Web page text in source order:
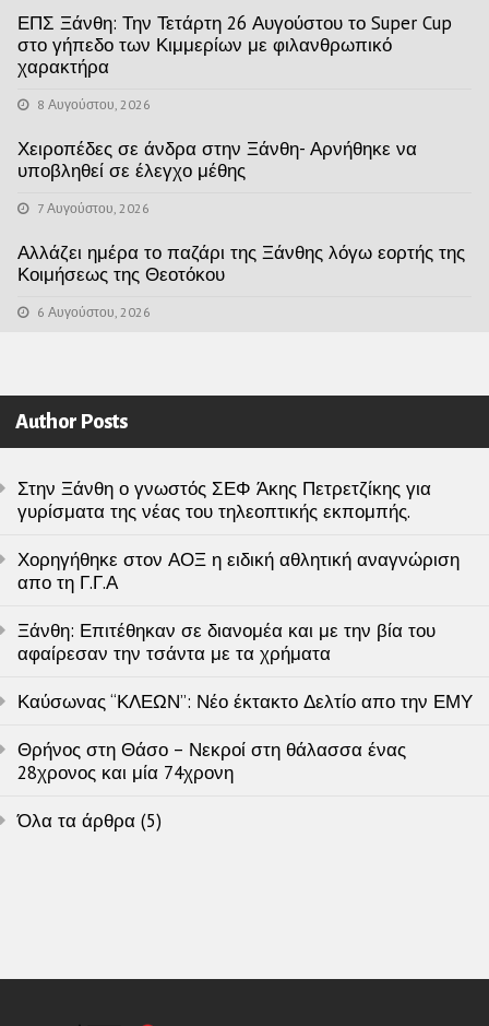
ΕΠΣ Ξάνθη: Την Τετάρτη 26 Αυγούστου το Super Cup
στο γήπεδο των Κιμμερίων με φιλανθρωπικό
χαρακτήρα
8 Αυγούστου, 2026
Χειροπέδες σε άνδρα στην Ξάνθη- Αρνήθηκε να
υποβληθεί σε έλεγχο μέθης
7 Αυγούστου, 2026
Αλλάζει ημέρα το παζάρι της Ξάνθης λόγω εορτής της
Κοιμήσεως της Θεοτόκου
6 Αυγούστου, 2026
Author Posts
Στην Ξάνθη ο γνωστός ΣΕΦ Άκης Πετρετζίκης για
γυρίσματα της νέας του τηλεοπτικής εκπομπής.
Χορηγήθηκε στον ΑΟΞ η ειδική αθλητική αναγνώριση
απο τη Γ.Γ.Α
Ξάνθη: Επιτέθηκαν σε διανομέα και με την βία του
αφαίρεσαν την τσάντα με τα χρήματα
Καύσωνας “ΚΛΕΩΝ”: Νέο έκτακτο Δελτίο απο την ΕΜΥ
Θρήνος στη Θάσο – Νεκροί στη θάλασσα ένας
28χρονος και μία 74χρονη
Όλα τα άρθρα (5)